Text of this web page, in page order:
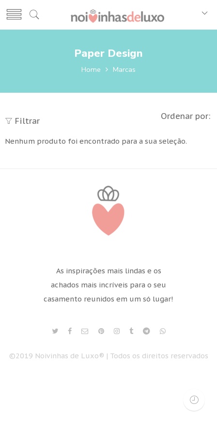
Paper Design
Home Marcas
Filtrar Ordenar por:
Nenhum produto foi encontrado para a sua seleção.
As inspirações mais lindas e os
achados mais incríveis para o seu
casamento reunidos em um só lugar!
©2019 Noivinhas de Luxo® | Todos os direitos reservados